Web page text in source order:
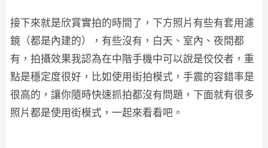
接下來就是欣賞實拍的時間了，下方照片有些有套用濾
鏡（都是內建的），有些沒有，白天、室內、夜間都
有，拍攝效果我認為在中階手機中可以說是佼佼者，重
點是穩定度很好，比如使用街拍模式，手震的容錯率是
很高的，讓你隨時快速抓拍都沒有問題，下面就有很多
照片都是使用街模式，一起來看看吧。